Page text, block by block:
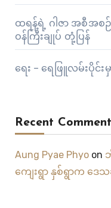
ထရန့်ရဲ့ ဂါဇာ အစီအစ
ဝန်ကြီးချုပ် တုံ့ပြန်
ရေး – ရေဖြူလမ်းပိုင်
Recent
Aung Pyae Phyoon
ကျေးရွာ နှစ်ရွာက ဒေ